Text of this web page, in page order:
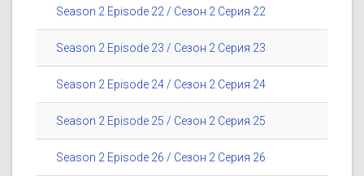
Season 2 Episode 22 / Сезон 2 Серия 22
Season 2 Episode 23 / Сезон 2 Серия 23
Season 2 Episode 24 / Сезон 2 Серия 24
Season 2 Episode 25 / Сезон 2 Серия 25
Season 2 Episode 26 / Сезон 2 Серия 26